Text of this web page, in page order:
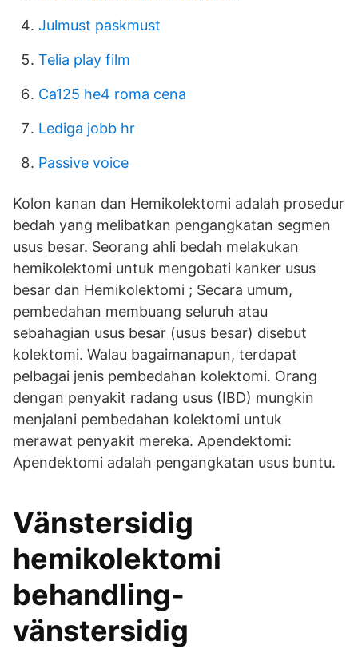
Julmust paskmust
Telia play film
Ca125 he4 roma cena
Lediga jobb hr
Passive voice
Kolon kanan dan Hemikolektomi adalah prosedur
bedah yang melibatkan pengangkatan segmen
usus besar. Seorang ahli bedah melakukan
hemikolektomi untuk mengobati kanker usus
besar dan Hemikolektomi ; Secara umum,
pembedahan membuang seluruh atau
sebahagian usus besar (usus besar) disebut
kolektomi. Walau bagaimanapun, terdapat
pelbagai jenis pembedahan kolektomi. Orang
dengan penyakit radang usus (IBD) mungkin
menjalani pembedahan kolektomi untuk
merawat penyakit mereka. Apendektomi:
Apendektomi adalah pengangkatan usus buntu.
Vänstersidig
hemikolektomi
behandling-
vänstersidig